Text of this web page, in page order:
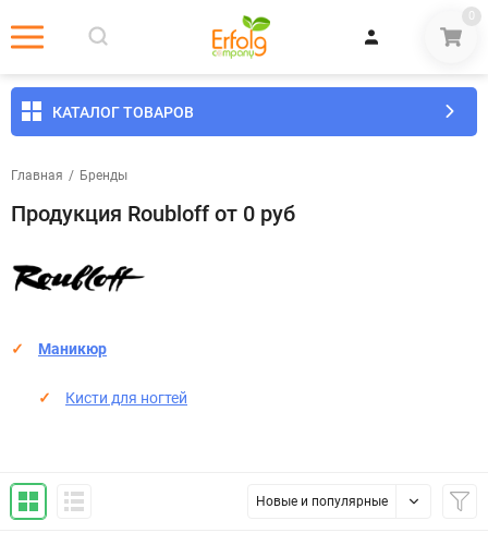
0
КАТАЛОГ ТОВАРОВ
Главная / Бренды
Продукция Roubloff от 0 руб
Маникюр
​Кисти для ногтей
Новые и популярные